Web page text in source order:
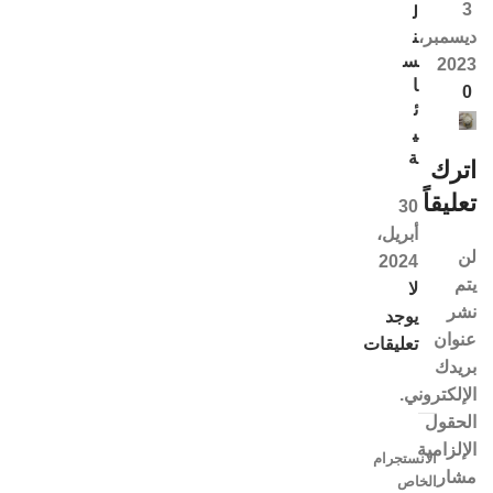
3
ديسمبر،
2023
0
اترك
تعليقاً
لن
يتم
نشر
عنوان
بريدك
الإلكتروني.
الحقول
الإلزامية
مشار
ل
ن
س
ا
ئ
ي
ة
30
أبريل،
2024
لا
يوجد
تعليقات
الانستجرام
الخاص